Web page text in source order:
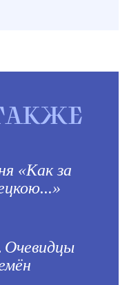
«Как за
Очевидцы